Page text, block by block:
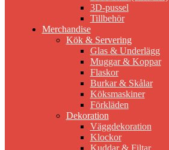
3D-pussel
Tillbehör
Merchandise
Kök & Servering
Glas & Underlägg
Muggar & Koppar
Flaskor
Burkar & Skålar
Köksmaskiner
Förkläden
Dekoration
Väggdekoration
Klockor